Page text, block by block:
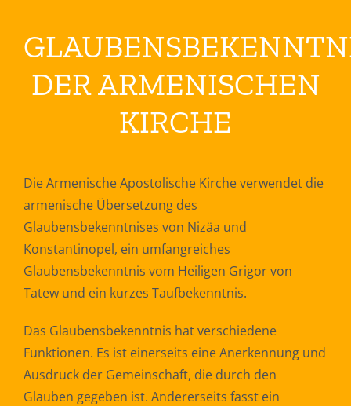
DER ARMENISCHEN
KIRCHE
Die Armenische Apostolische Kirche verwendet die
armenische Übersetzung des
Glaubensbekenntnises von Nizäa und
Konstantinopel, ein umfangreiches
Glaubensbekenntnis vom Heiligen Grigor von
Tatew und ein kurzes Taufbekenntnis.
Das Glaubensbekenntnis hat verschiedene
Funktionen. Es ist einerseits eine Anerkennung und
Ausdruck der Gemeinschaft, die durch den
Glauben gegeben ist. Andererseits fasst ein